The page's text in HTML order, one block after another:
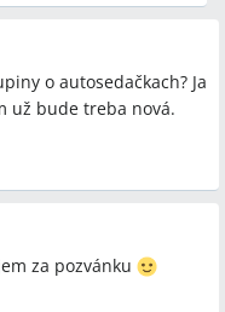
o autosedačkach? Ja
už bude treba nová.
za pozvánku